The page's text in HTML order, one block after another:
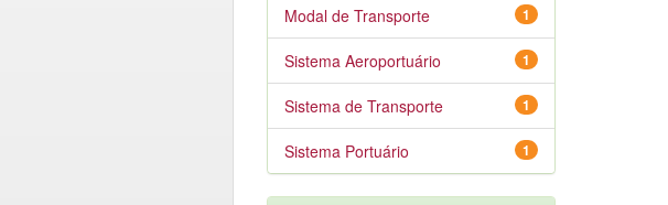
1
Modal de Transporte
1
Sistema Aeroportuário
1
Sistema de Transporte
1
Sistema Portuário